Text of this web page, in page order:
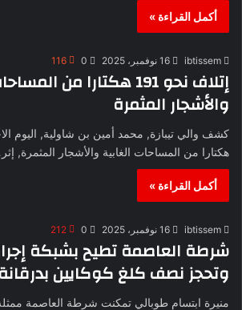
أكمل القراءة »
ibtissem 16 نوفمبر، 2025 0
116
إتلاف نحو 191 هكتارا من
والأشجار المثمرة
هكتارا من المساحات الغابية والأشجار المثمرة,
أكمل القراءة »
ibtissem 16 نوفمبر، 2025 0
212
شرطة العاصمة تطيح بشبكة
وتحجز نصف كلغ كوكايين بدرقانة
منيرة ابتسام طوبالي تمكنت شرطة العاصمة